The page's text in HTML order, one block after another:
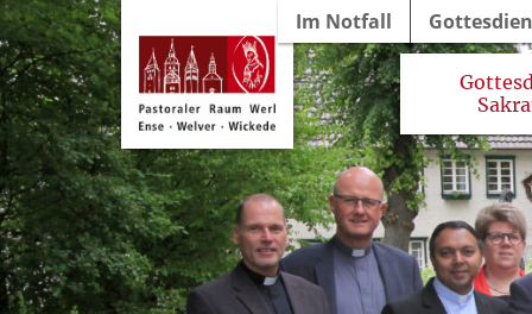
Im Notfall